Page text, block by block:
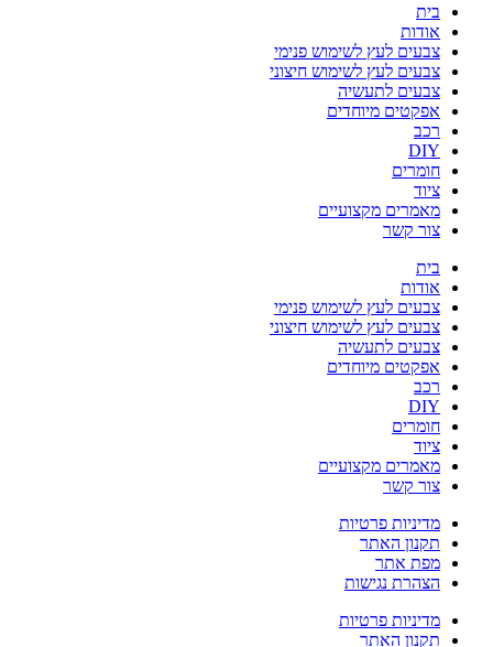
בית
אודות
צבעים לעץ לשימוש פנימי
צבעים לעץ לשימוש חיצוני
צבעים לתעשיה
אפקטים מיוחדים
רכב
DIY
חומרים
ציוד
מאמרים מקצועיים
צור קשר
בית
אודות
צבעים לעץ לשימוש פנימי
צבעים לעץ לשימוש חיצוני
צבעים לתעשיה
אפקטים מיוחדים
רכב
DIY
חומרים
ציוד
מאמרים מקצועיים
צור קשר
מדיניות פרטיות
תקנון האתר
מפת אתר
הצהרת נגישות
מדיניות פרטיות
תקנון האתר